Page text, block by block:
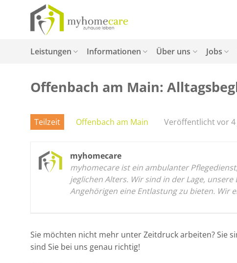
springen
Leistungen Informationen Über uns Jobs
Offenbach am Main:
Teilzeit Offenbach am Main Veröffentlicht vor 4
myhomecare
myhomecare ist ein ambulanter
jeglichen Alters. Wir sind in der Lage,
Angehörigen eine Entlastung zu bieten. Wir
Sie möchten nicht mehr unter Zeitdruck arbeiten? Sie
sind Sie bei uns genau richtig!